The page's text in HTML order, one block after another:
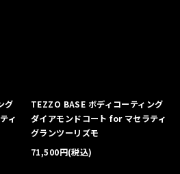
グ
ィ
TEZZO BASE ボディコーティング
ダイアモンドコート for マセラティ
グランツーリズモ
71,500円(税込)